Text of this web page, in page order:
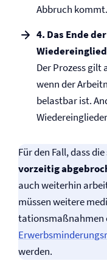
Abbruch kommt.
4. Das Ende
Der Prozess gilt
wenn der
belastbar ist.
Für den Fall, dass
vorzeitig
auch weiter­hin
müssen weitere
tations­maß­nahmen
werden.